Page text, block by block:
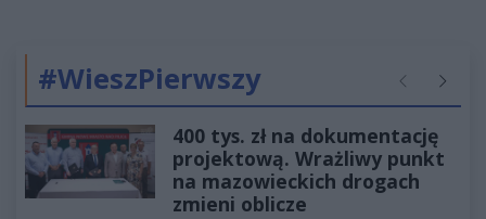
#WieszPierwszy Poprzednie
400 tys. zł na dokumentację
projektową. Wrażliwy punkt
na mazowieckich drogach
zmieni oblicze